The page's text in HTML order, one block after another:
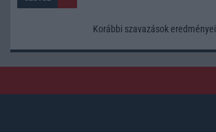
Korábbi szavazások eredményei